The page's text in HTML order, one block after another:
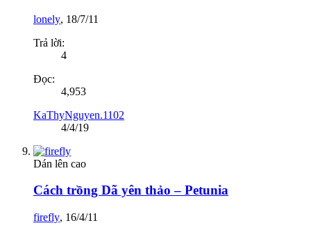
lonely, 18/7/11
Trả lời:
4
Đọc:
4,953
KaThyNguyen.1102
4/4/19
Dán lên cao
Cách trồng Dã yên thảo – Petunia
firefly, 16/4/11